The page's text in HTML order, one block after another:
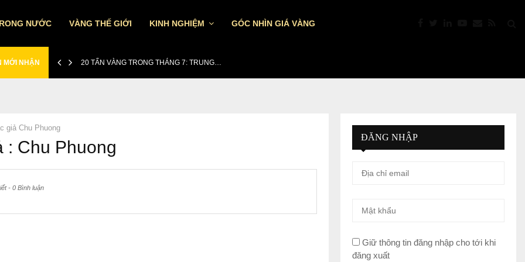
NƯỚC VÀNG THẾ GIỚI KINH NGHIỆM GÓC NHÌN GIÁ VÀNG
MỚI NHẬN 20 TẤN VÀNG TRONG THÁNG 7: TRUNG…
giả Chu Phuong
: Chu Phuong
- 0 Bình luận
ĐĂNG NHẬP
Giữ thông tin đăng nhập cho tới khi
đăng xuất